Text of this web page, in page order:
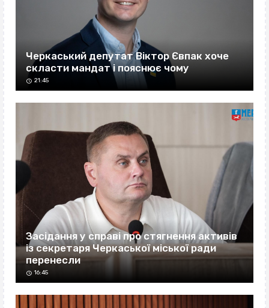
Черкаський депутат Віктор Євпак хоче
скласти мандат і пояснює чому
21:45
Засідання у справі про стягнення активів
із секретаря Черкаської міської ради
перенесли
16:45